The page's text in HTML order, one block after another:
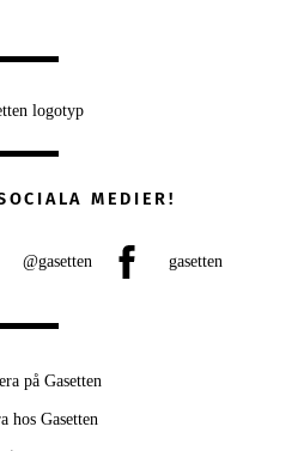
MEDIER!
@gasetten gasetten
på Gasetten
hos Gasetten